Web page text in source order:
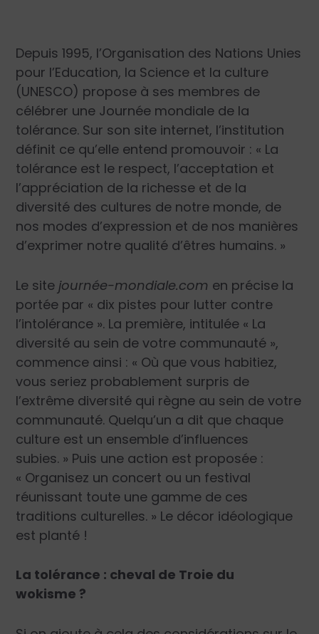
Depuis 1995, l’Organisation des Nations Unies
pour l’Education, la Science et la culture
(UNESCO) propose à ses membres de
célébrer une Journée mondiale de la
tolérance. Sur son site internet, l’institution
définit ce qu’elle entend promouvoir : « La
tolérance est le respect, l’acceptation et
l’appréciation de la richesse et de la
diversité des cultures de notre monde, de
nos modes d’expression et de nos manières
d’exprimer notre qualité d’êtres humains. »
Le site journée-mondiale.com en précise la
portée par « dix pistes pour lutter contre
l’intolérance ». La première, intitulée « La
diversité au sein de votre communauté »,
commence ainsi : « Où que vous habitiez,
vous seriez probablement surpris de
l’extrême diversité qui règne au sein de votre
communauté. Quelqu’un a dit que chaque
culture est un ensemble d’influences
subies. » Puis une action est proposée :
« Organisez un concert ou un festival
réunissant toute une gamme de ces
traditions culturelles. » Le décor idéologique
est planté !
La tolérance : cheval de Troie du
wokisme ?